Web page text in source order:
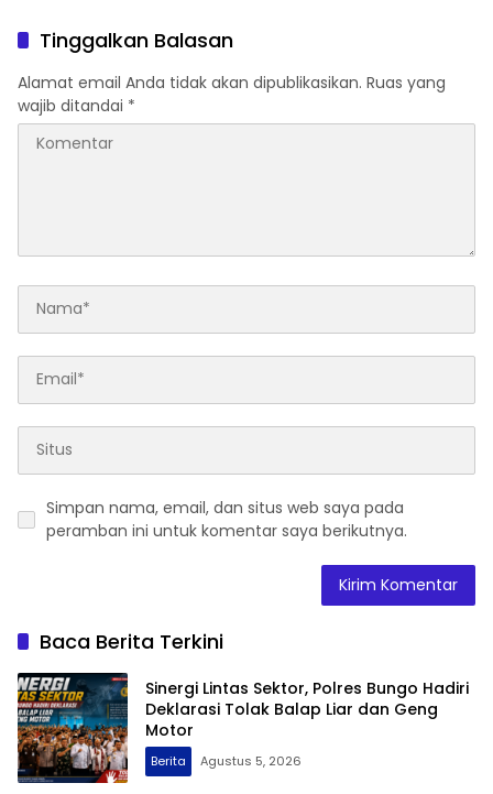
Manggar, Satu Terduga
Pelaku Diamankan
Tinggalkan Balasan
Alamat email Anda tidak akan dipublikasikan. Ruas yang
wajib ditandai *
Simpan nama, email, dan situs web saya pada
peramban ini untuk komentar saya berikutnya.
Baca Berita Terkini
Sinergi Lintas Sektor, Polres Bungo Hadiri
Deklarasi Tolak Balap Liar dan Geng
Motor
Berita Agustus 5, 2026